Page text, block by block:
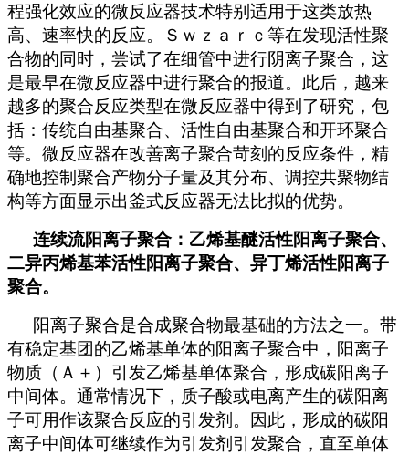
程强化效应的微反应器技术特别适用于这类放热
高、速率快的反应。Ｓｗｚａｒｃ等在发现活性聚
合物的同时，尝试了在细管中进行阴离子聚合，这
是最早在微反应器中进行聚合的报道。此后，越来
越多的聚合反应类型在微反应器中得到了研究，包
括：传统自由基聚合、活性自由基聚合和开环聚合
等。微反应器在改善离子聚合苛刻的反应条件，精
确地控制聚合产物分子量及其分布、调控共聚物结
构等方面显示出釜式反应器无法比拟的优势。
连续流阳离子聚合：乙烯基醚活性阳离子聚合、
二异丙烯基苯活性阳离子聚合、异丁烯活性阳离子
聚合。
阳离子聚合是合成聚合物最基础的方法之一。带
有稳定基团的乙烯基单体的阳离子聚合中，阳离子
物质（Ａ＋）引发乙烯基单体聚合，形成碳阳离子
中间体。通常情况下，质子酸或电离产生的碳阳离
子可用作该聚合反应的引发剂。因此，形成的碳阳
离子中间体可继续作为引发剂引发聚合，直至单体